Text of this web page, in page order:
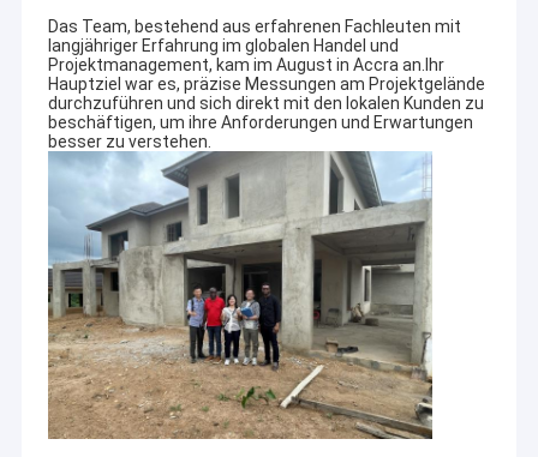
Das Team, bestehend aus erfahrenen Fachleuten mit
langjähriger Erfahrung im globalen Handel und
Projektmanagement, kam im August in Accra an.Ihr
Hauptziel war es, präzise Messungen am Projektgelände
durchzuführen und sich direkt mit den lokalen Kunden zu
beschäftigen, um ihre Anforderungen und Erwartungen
besser zu verstehen.